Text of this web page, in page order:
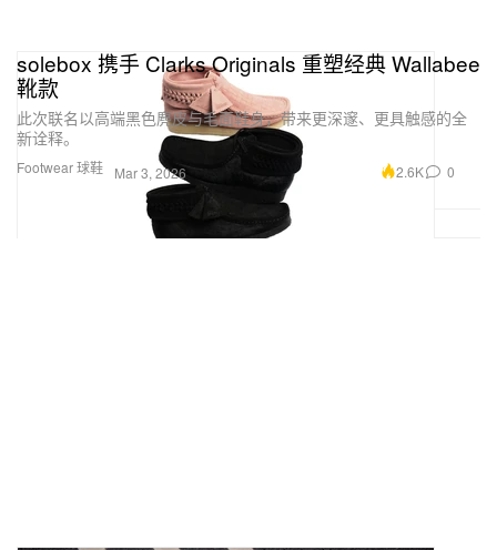
Footwear 球鞋
solebox 携手 Clarks Originals 重塑经典 Wallabee
靴款
此次联名以高端黑色麂皮与毛面鞋身，带来更深邃、更具触感的全
新诠释。
Mar 3, 2026 2.6K 0